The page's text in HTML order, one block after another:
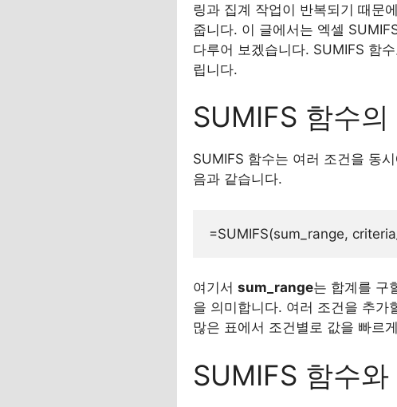
링과 집계 작업이 반복되기 때문
줍니다. 이 글에서는 엑셀
다루어 보겠습니다. SUMIFS 함
립니다.
SUMIFS 함수
SUMIFS 함수는 여러 조건을 동
음과 같습니다.
여기서 sum_range는 합계를 구
을 의미합니다. 여러 조건을 추
많은 표에서 조건별로 값을 빠르
SUMIFS 함수